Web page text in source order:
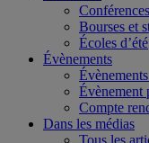
Bourses et
Écoles d’été
Évènements
Évènement
Compte
Dans les médias